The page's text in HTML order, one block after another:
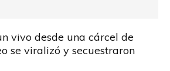
vivo desde una cárcel de
se viralizó y secuestraron